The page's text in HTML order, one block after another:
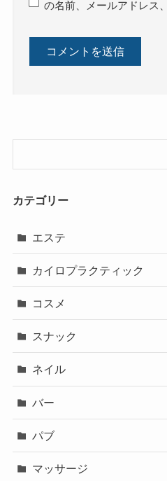
の名前、メールアドレス
カテゴリー
エステ
カイロプラクティック
コスメ
スナック
ネイル
バー
パブ
マッサージ